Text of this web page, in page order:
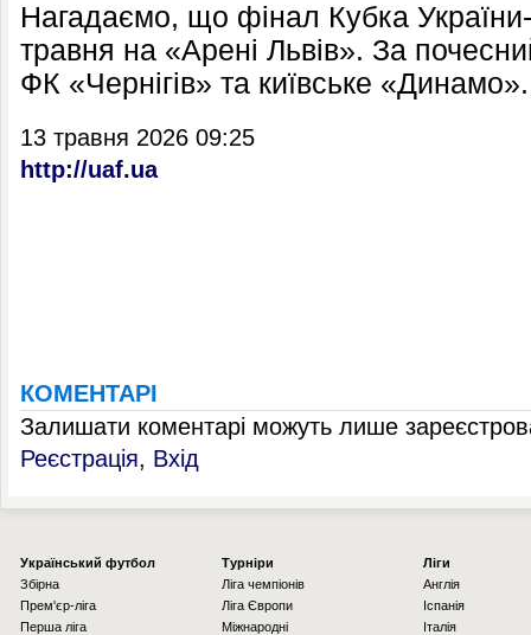
Нагадаємо, що фінал Кубка
травня на «Арені Львів». За
ФК «Чернігів» та київське «Динамо».
13 травня 2026 09:25
http://uaf.ua
КОМЕНТАРІ
Залишати коментарі можуть лише
Реєстрація, Вхід
Українcький футбол
Збірна
Прем'єр-ліга
Перша ліга
Турніри
Ліга чемпіонів
Ліга Європи
Міжнародні
Ліги
Англія
Іспанія
Італія